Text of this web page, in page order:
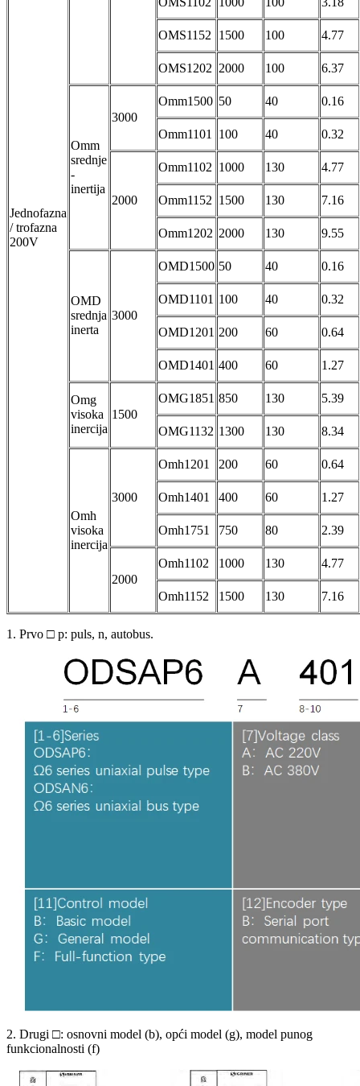
Jednofazna
/ trofazna
200V
OMS1152 1500 100 4.77
OMS1202 2000 100 6.37
Omm
srednje
-
inertija
3000
Omm1500 50 40 0.16
Omm1101 100 40 0.32
2000
Omm1102 1000 130 4.77
Omm1152 1500 130 7.16
Omm1202 2000 130 9.55
OMD
srednja
inerta
3000
OMD1500 50 40 0.16
OMD1101 100 40 0.32
OMD1201 200 60 0.64
OMD1401 400 60 1.27
Omg
visoka
inercija
1500
OMG1851 850 130 5.39
OMG1132 1300 130 8.34
Omh
visoka
inercija
3000
Omh1201 200 60 0.64
Omh1401 400 60 1.27
Omh1751 750 80 2.39
2000
Omh1102 1000 130 4.77
Omh1152 1500 130 7.16
1. Prvo □ p: puls, n, autobus.
2. Drugi □: osnovni model (b), opći model (g), model punog
funkcionalnosti (f)